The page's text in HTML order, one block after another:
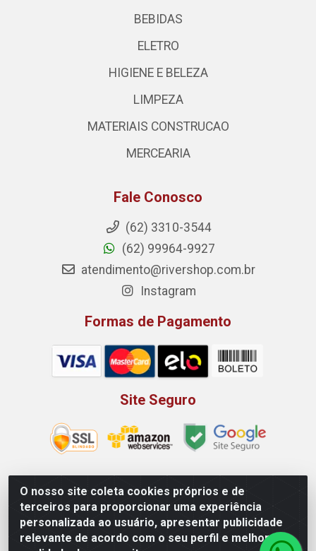
O nosso site coleta cookies próprios e de
terceiros para proporcionar uma experiência
personalizada ao usuário, apresentar publicidade
relevante de acordo com o seu perfil e melhorar a
BEBIDAS
ELETRO
HIGIENE E BELEZA
LIMPEZA
MATERIAIS CONSTRUCAO
MERCEARIA
Fale Conosco
(62) 3310-3544
(62) 99964-9927
atendimento@rivershop.com.br
Instagram
Formas de Pagamento
Site Seguro
Rio Vermelho Distribuição de Alimentos LTDA - Rodovia BR,
153, KM 52 N 00 QD 00 LT 16 - Bairro Jardim Eldorado,
Anápolis/GO - CEP 75.045-190 - CNPJ 10.912.900/0002-40